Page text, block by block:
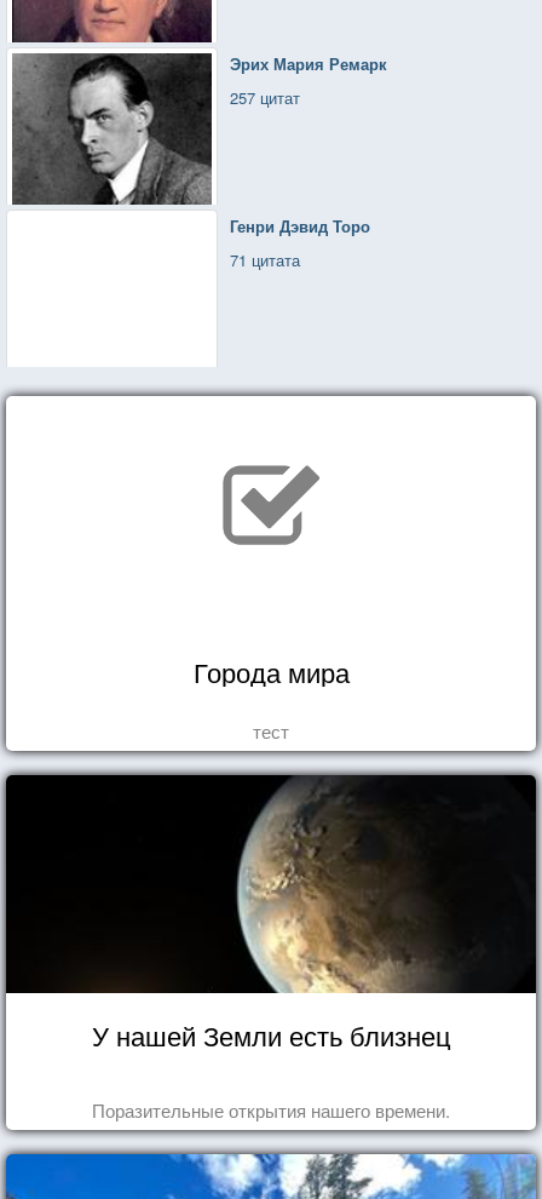
Эрих Мария Ремарк
257 цитат
Генри Дэвид Торо
71 цитата
Города мира
тест
У нашей Земли есть близнец
Поразительные открытия нашего времени.